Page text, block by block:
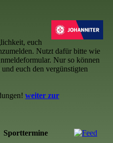
euch
Nutzt dafür bitte wie
Nur so können
euch den vergünstigten
weiter zur
Sporttermine